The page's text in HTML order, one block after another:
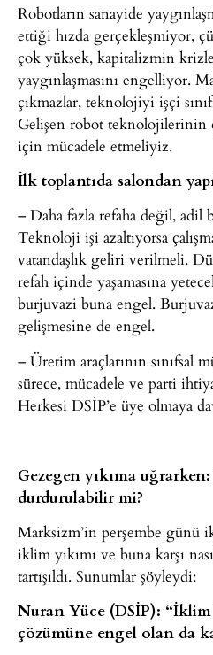
Robotların sanayide
ettiği hızda gerçekleşmiyor,
çok yüksek, kapitalizmin
yaygınlaşmasını engelliyor.
çıkmazlar, teknolojiyi işçi
Gelişen robot teknolojilerinin
için mücadele etmeliyiz.
İlk toplantıda salondan
– Daha fazla refaha değil, adil
Teknoloji işi azaltıyorsa
vatandaşlık geliri verilmeli.
refah içinde yaşamasına
burjuvazi buna engel.
gelişmesine de engel.
– Üretim araçlarının sınıfsal
sürece, mücadele ve parti
Herkesi DSİP’e üye olmaya
Gezegen yıkıma
durdurulabilir mi?
Marksizm’in perşembe günü
iklim yıkımı ve buna karşı
tartışıldı. Sunumlar şöyleydi:
Nuran Yüce (DSİP):
çözümüne engel olan da